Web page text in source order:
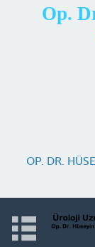
Op.
OP. DR.